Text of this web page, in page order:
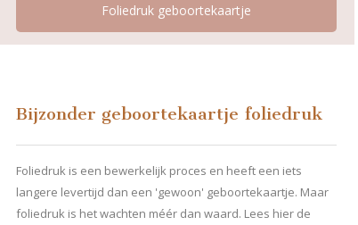
Foliedruk geboortekaartje
Bijzonder geboortekaartje foliedruk
Foliedruk is een bewerkelijk proces en heeft een iets
langere levertijd dan een 'gewoon' geboortekaartje. Maar
foliedruk is het wachten méér dan waard. Lees hier de